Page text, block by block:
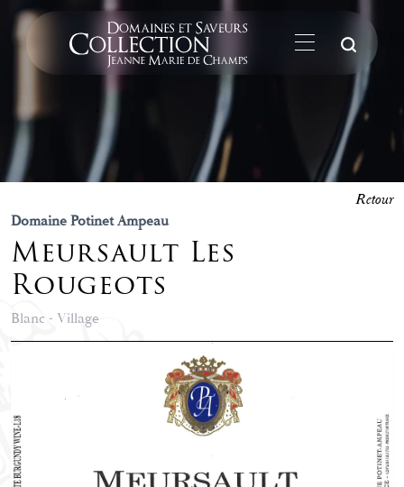
Domaine Potinet Ampeau
Meursault Les
Rougeots
Blanc - Village
Retour